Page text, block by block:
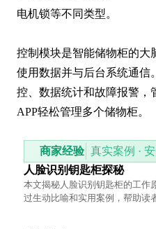
电机锁等不同类型。
控制模块是智能储物柜的大
使用数据并与后台系统通信
控、数据统计和故障报警，
APP轻松管理多个储物柜。
商家经验 真实案例 ·
人脸识别钥匙柜探秘
本文揭秘人脸识别钥匙柜的工作
过生动比喻和实用案例，帮助读